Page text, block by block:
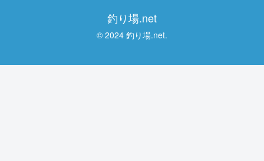
釣り場.net
© 2024 釣り場.net.